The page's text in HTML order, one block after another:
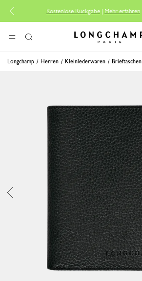
Kostenlose Rückgabe|Mehr erfahren
MENÜSuche Longchamp - Home
Longchamp Herren Kleinlederwaren Brieftaschen